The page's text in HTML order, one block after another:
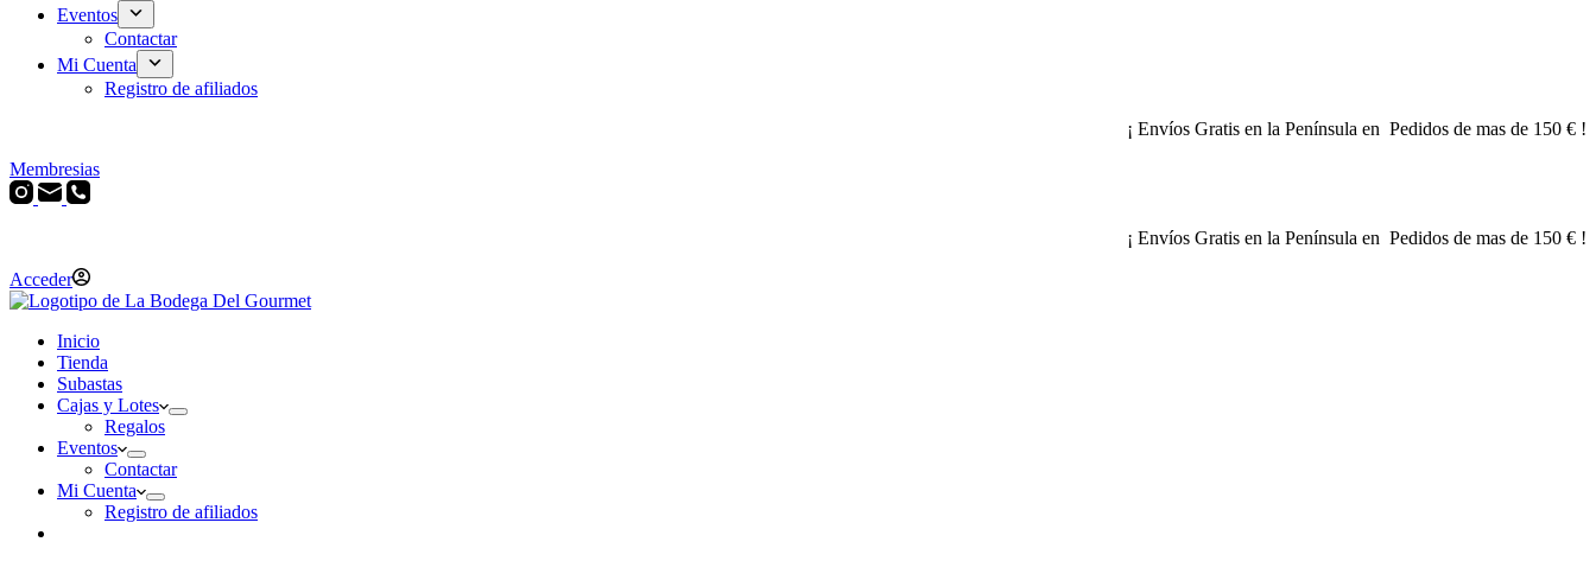
Eventos
Contactar
Mi Cuenta
Registro de afiliados
¡ Envíos Gratis en la Península en Pedidos de mas de 150 € !
Membresias
¡ Envíos Gratis en la Península en Pedidos de mas de 150 € !
Acceder
Inicio
Tienda
Subastas
Cajas y Lotes
Regalos
Eventos
Contactar
Mi Cuenta
Registro de afiliados